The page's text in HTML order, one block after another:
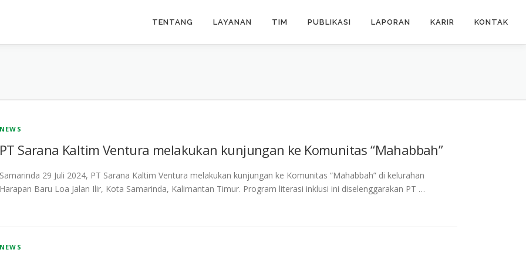
TENTANG LAYANAN TIM PUBLIKASI LAPORAN KARIR KONTAK
NEWS
PT Sarana Kaltim Ventura melakukan kunjungan ke Komunitas “Mahabbah”
Samarinda 29 Juli 2024, PT Sarana Kaltim Ventura melakukan kunjungan ke Komunitas “Mahabbah” di kelurahan
Harapan Baru Loa Jalan Ilir, Kota Samarinda, Kalimantan Timur. Program literasi inklusi ini diselenggarakan PT …
NEWS